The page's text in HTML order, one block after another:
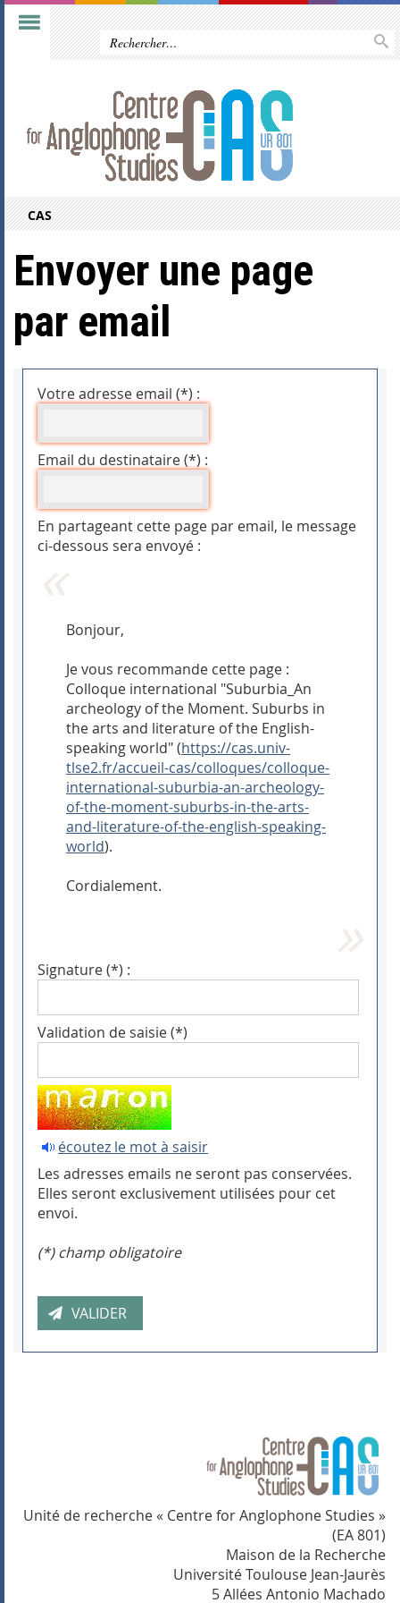
CAS
Envoyer une page
par email
Votre adresse email (*) :
Email du destinataire (*) :
En partageant cette page par email, le message
ci-dessous sera envoyé :
Bonjour,
Je vous recommande cette page :
Colloque international "Suburbia_An
archeology of the Moment. Suburbs in
the arts and literature of the English-
speaking world" (https://cas.univ-
tlse2.fr/accueil-cas/colloques/colloque-
international-suburbia-an-archeology-
of-the-moment-suburbs-in-the-arts-
and-literature-of-the-english-speaking-
world).
Cordialement.
Signature (*) :
Validation de saisie (*)
écoutez le mot à saisir
Les adresses emails ne seront pas conservées.
Elles seront exclusivement utilisées pour cet
envoi.
(*) champ obligatoire
Unité de recherche « Centre for Anglophone Studies »
(EA 801)
Maison de la Recherche
Université Toulouse Jean-Jaurès
5 Allées Antonio Machado